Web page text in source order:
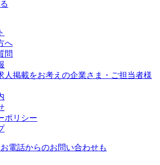
へ
問
人掲載をお考えの企業さま・ご担当者様
ポリシー